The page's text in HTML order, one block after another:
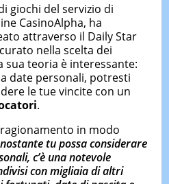
giochi del servizio di
CasinoAlpha, ha
attraverso il Daily Star
nella scelta dei
sua teoria è interessante:
date personali, potresti
le tue vincite con un
.
in modo
tu possa considerare
c’è una notevole
con migliaia di altri